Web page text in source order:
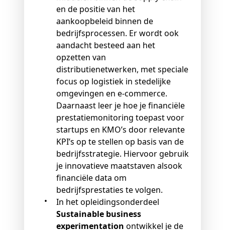
en de positie van het
aankoopbeleid binnen de
bedrijfsprocessen. Er wordt ook
aandacht besteed aan het
opzetten van
distributienetwerken, met speciale
focus op logistiek in stedelijke
omgevingen en e-commerce.
Daarnaast leer je hoe je financiële
prestatiemonitoring toepast voor
startups en KMO’s door relevante
KPI’s op te stellen op basis van de
bedrijfsstrategie. Hiervoor gebruik
je innovatieve maatstaven alsook
financiële data om
bedrijfsprestaties te volgen.
In het opleidingsonderdeel
Sustainable business
experimentation ontwikkel je de